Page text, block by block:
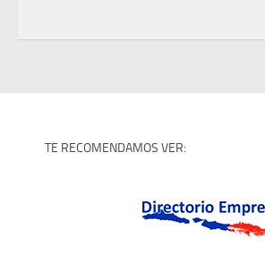
TE RECOMENDAMOS VER: